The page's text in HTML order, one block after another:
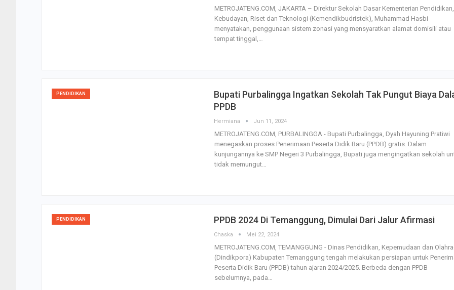
METROJATENG.COM, JAKARTA – Direktur Sekolah Dasar Kementerian Pendidikan,
Kebudayan, Riset dan Teknologi (Kemendikbudristek), Muhammad Hasbi
menyatakan, penggunaan sistem zonasi yang mensyaratkan alamat domisili atau
tempat tinggal,…
PENDIDIKAN
Bupati Purbalingga Ingatkan Sekolah Tak Pungut Biaya
PPDB
Hermiana Jun 11, 2024
METROJATENG.COM, PURBALINGGA - Bupati Purbalingga, Dyah Hayuning Pratiwi
menegaskan proses Penerimaan Peserta Didik Baru (PPDB) gratis. Dalam
kunjungannya ke SMP Negeri 3 Purbalingga, Bupati juga mengingatkan sekolah
tidak memungut…
PENDIDIKAN PPDB 2024 Di Temanggung, Dimulai Dari Jalur Afirmasi
Chaska Mei 22, 2024
METROJATENG.COM, TEMANGGUNG - Dinas Pendidikan, Kepemudaan dan
(Dindikpora) Kabupaten Temanggung tengah melakukan persiapan untuk
Peserta Didik Baru (PPDB) tahun ajaran 2024/2025. Berbeda dengan PPDB
sebelumnya, pada…